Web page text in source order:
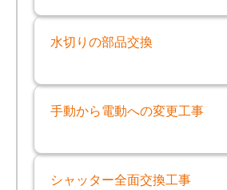
水切りの部品交換
手動から電動への変更工事
シャッター全面交換工事